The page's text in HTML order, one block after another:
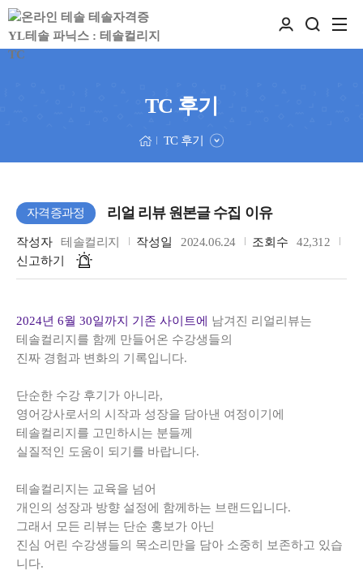
TC 후기
TC 후기
자격증과정 리얼 리뷰 원본글 수집 이유
작성자 테솔컬리지 작성일 2024.06.24 조회수
42,312
신고하기
2024년 6월 30일까지 기존 사이트에 남겨진 리얼리뷰는
테솔컬리지를 함께 만들어온 수강생들의
진짜 경험과 변화의 기록입니다.
단순한 수강 후기가 아니라,
영어강사로서의 시작과 성장을 담아낸 여정이기에
테솔컬리지를 고민하시는 분들께
실질적인 도움이 되기를 바랍니다.
테솔컬리지는 교육을 넘어
개인의 성장과 방향 설정에 함께하는 브랜드입니다.
그래서 모든 리뷰는 단순 홍보가 아닌
진심 어린 수강생들의 목소리만을 담아 소중히 보존하고 있습
니다.